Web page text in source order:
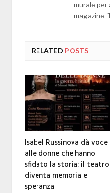
murale per
magazine,
RELATED POSTS
Isabel Russinova dà voce
alle donne che hanno
sfidato la storia: il teatro
diventa memoria e
speranza